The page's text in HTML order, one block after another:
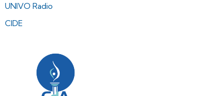
UNIVO Radio
CIDE